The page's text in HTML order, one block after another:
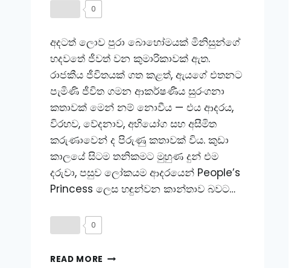
0
අදටත් ලොව පුරා බොහෝමයක් මිනිසුන්ගේ
හදවතේ ජීවත් වන කුමාරිකාවක් ඇත.
රාජකීය ජීවිතයක් ගත කළත්, ඇයගේ එතනට
පැමිණි ජීවිත ගමන ආකර්ෂණීය සුරංගනා
කතාවක් මෙන් නම් නොවීය — එය ආදරය,
විරහව, වේදනාව, අභියෝග සහ අසීමිත
කරුණාවෙන් ද පිරුණු කතාවක් විය. කුඩා
කාලයේ සිටම තනිකමට මුහුණ දුන් එම
දරුවා, පසුව ලෝකයම ආදරයෙන් People’s
Princess ලෙස හඳුන්වන කාන්තාව බවට…
0
READ MORE 🌹